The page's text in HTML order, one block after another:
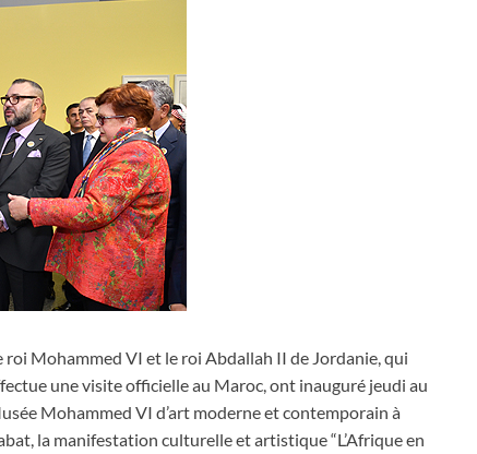
roi Mohammed VI et le roi Abdallah II de Jordanie, qui
une visite officielle au Maroc, ont inauguré jeudi au
Mohammed VI d’art moderne et contemporain à
la manifestation culturelle et artistique “L’Afrique en